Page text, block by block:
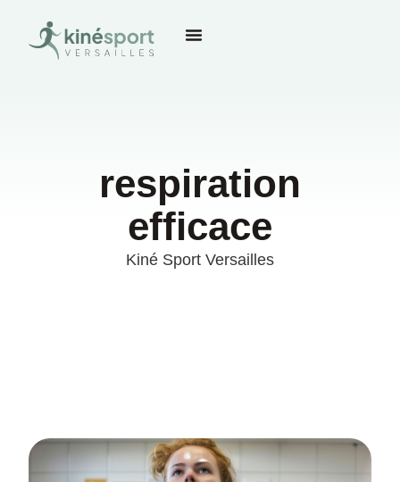
respiration
efficace
Kiné Sport Versailles